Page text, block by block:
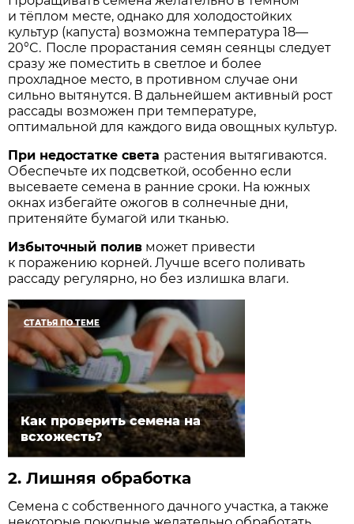
и тёплом месте, однако для холодостойких
культур (капуста) возможна температура 18—
20°C. После прорастания семян сеянцы следует
сразу же поместить в светлое и более
прохладное место, в противном случае они
сильно вытянутся. В дальнейшем активный рост
рассады возможен при температуре,
оптимальной для каждого вида овощных культур.
При недостатке света растения вытягиваются.
Обеспечьте их подсветкой, особенно если
высеваете семена в ранние сроки. На южных
окнах избегайте ожогов в солнечные дни,
притеняйте бумагой или тканью.
Избыточный полив может привести
к поражению корней. Лучше всего поливать
рассаду регулярно, но без излишка ­влаги.
СТАТЬЯ ПО ТЕМЕ
Как проверить семена на
всхожесть?
2.Лишняя обработка
Семена с собственного дачного участка, а также